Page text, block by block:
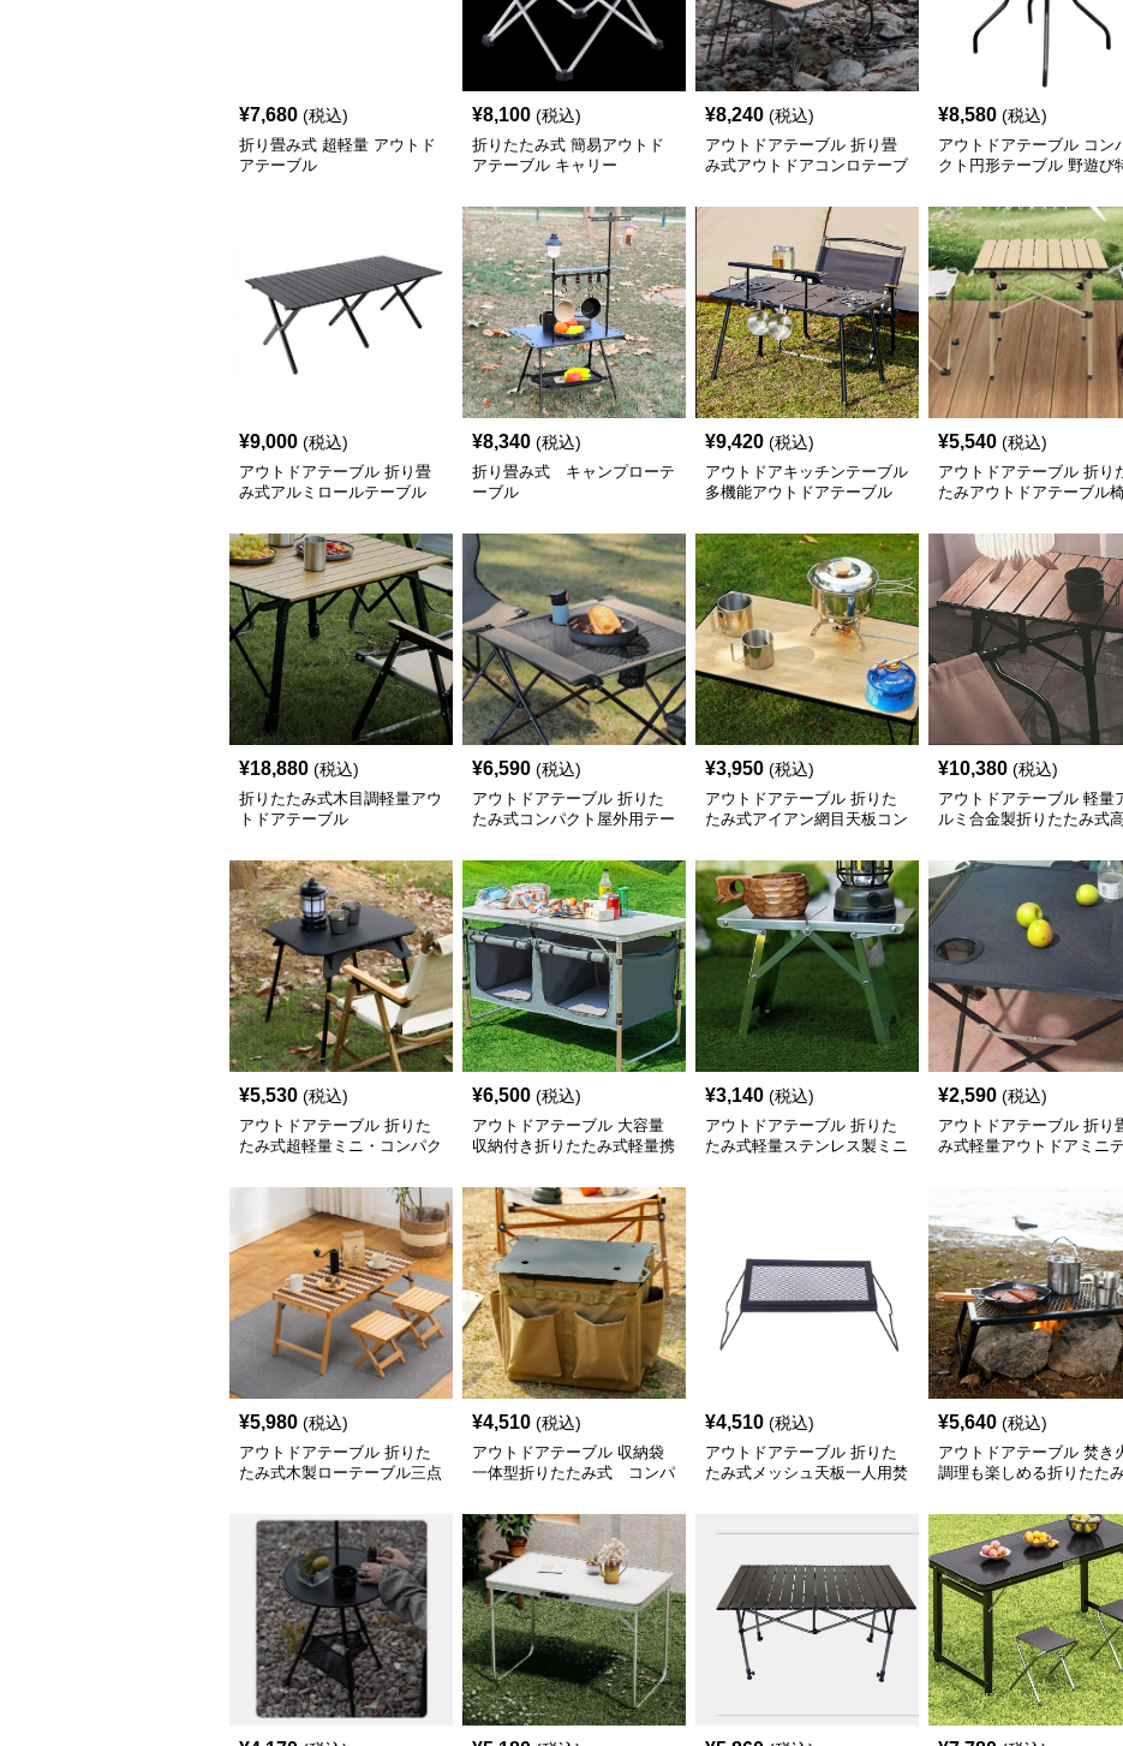
¥7,680 (税込)
折り畳み式 超軽量 アウトド
アテーブル
¥8,100 (税込)
折りたたみ式 簡易アウトド
アテーブル キャリー
¥8,240 (税込)
アウトドアテーブル 折り畳
み式アウトドアコンロテーブ
¥8,580 (税込)
アウトドアテーブル コン
クト円形テーブル 野遊び
¥9,000 (税込)
アウトドアテーブル 折り畳
み式アルミロールテーブル
¥8,340 (税込)
折り畳み式 キャンプローテ
ーブル
¥9,420 (税込)
アウトドアキッチンテーブル
多機能アウトドアテーブル
¥5,540 (税込)
アウトドアテーブル 折り
たみアウトドアテーブル
¥18,880 (税込)
折りたたみ式木目調軽量アウ
トドアテーブル
¥6,590 (税込)
アウトドアテーブル 折りた
たみ式コンパクト屋外用テー
¥3,950 (税込)
アウトドアテーブル 折りた
たみ式アイアン網目天板コン
¥10,380 (税込)
アウトドアテーブル 軽量
ルミ合金製折りたたみ式
¥5,530 (税込)
アウトドアテーブル 折りた
たみ式超軽量ミニ・コンパク
¥6,500 (税込)
アウトドアテーブル 大容量
収納付き折りたたみ式軽量携
ル
¥3,140 (税込)
アウトドアテーブル 折りた
たみ式軽量ステンレス製ミニ
¥2,590 (税込)
アウトドアテーブル 折り
み式軽量アウトドアミニ
¥5,980 (税込)
アウトドアテーブル 折りた
たみ式木製ローテーブル三点
¥4,510 (税込)
アウトドアテーブル 収納袋
一体型折りたたみ式 コンパ
¥4,510 (税込)
アウトドアテーブル 折りた
たみ式メッシュ天板一人用焚
¥5,640 (税込)
アウトドアテーブル 焚き
調理も楽しめる折りたた